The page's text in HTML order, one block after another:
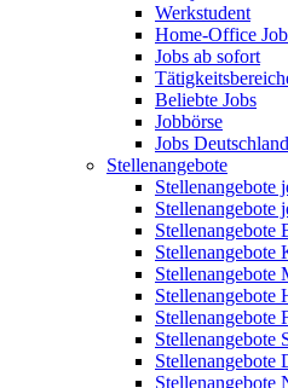
Werkstudent
Home-Office
Jobs ab sofort
Beliebte Jobs
Jobbörse
Jobs Deutschland
Stellenangebote
Stellenangebote
Stellenangebote
Stellenangebote
Stellenangebote
Stellenangebote
Stellenangebote
Stellenangebote
Stellenangebote
Stellenangebote
Stellenangebote